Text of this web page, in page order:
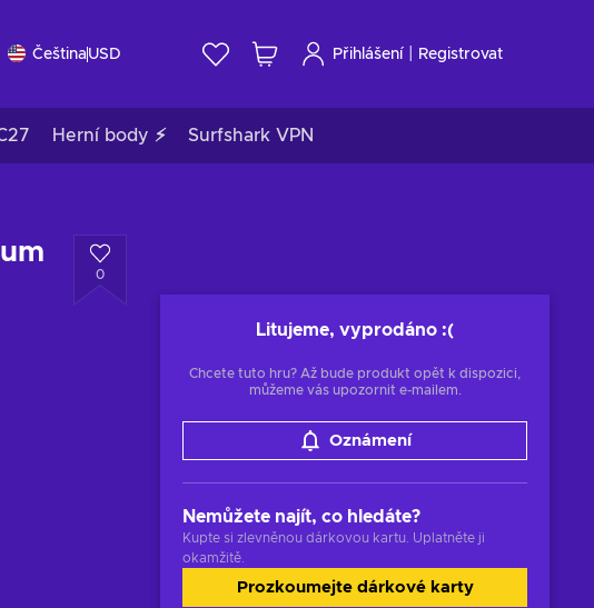
Čeština USD Přihlášení| Registrovat
Herní body ⚡ Surfshark VPN
0
Litujeme, vyprodáno :(
Chcete tuto hru? Až bude produkt opět k dispozici,
můžeme vás upozornit e-mailem.
Oznámení
Nemůžete najít, co hledáte?
Kupte si zlevněnou dárkovou kartu. Uplatněte ji
okamžitě.
Prozkoumejte dárkové karty